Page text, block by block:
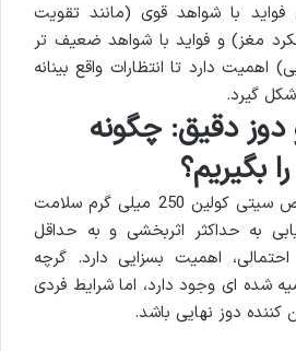
با شواهد قوی (مانند تقویت
مغز) و فواید با شواهد ضعیف تر
اهمیت دارد تا انتظارات واقع بینانه
گیرد.
دقیق: چگونه
بگیریم؟
نحوه صحیح مصرف قرص سیتی کولین 250 میلی گرم سلامت
به حداکثر اثربخشی و به حداقل
اهمیت بسزایی دارد. گرچه
شده ای وجود دارد، اما شرایط فردی
کننده دوز نهایی باشد.